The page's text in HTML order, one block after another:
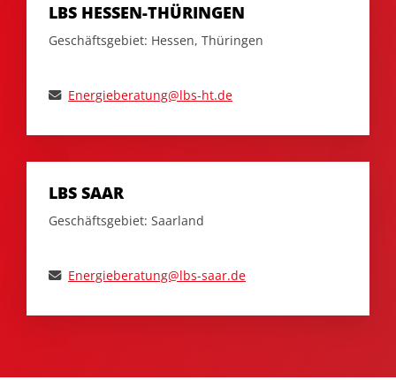
LBS HESSEN-THÜRINGEN
Geschäftsgebiet: Hessen, Thüringen
Energieberatung@lbs-ht.de
LBS SAAR
Geschäftsgebiet: Saarland
Energieberatung@lbs-saar.de